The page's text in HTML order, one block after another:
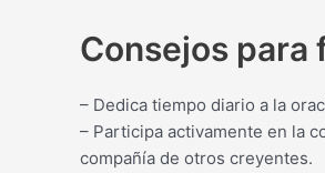
Consejos
– Dedica tiempo diario a la
– Participa activamente en la
compañía de otros creyentes.